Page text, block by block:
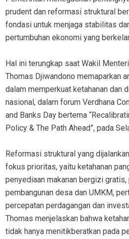
prudent dan reformasi struktural
fondasi untuk menjaga stabilitas
pertumbuhan ekonomi yang
Hal ini terungkap saat Wakil
Thomas Djiwandono memaparkan
dalam memperkuat ketahanan dan
nasional, dalam forum Verdhana
and Banks Day bertema
Policy & The Path Ahead”, pada
Reformasi struktural yang
fokus prioritas, yaitu ketahanan
penyediaan makanan bergizi
pembangunan desa dan UMKM,
percepatan perdagangan dan
Thomas menjelaskan bahwa
tidak hanya menitikberatkan pada